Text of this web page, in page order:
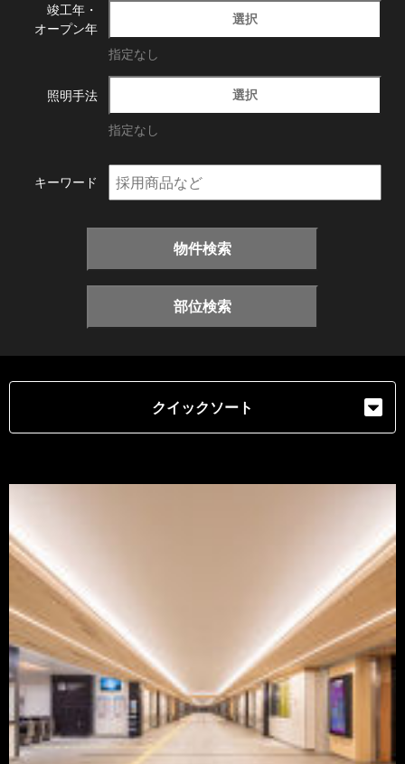
竣工年・
オープン年
選択
指定なし
照明手法 選択
指定なし
キーワード
物件検索
部位検索
クイックソート